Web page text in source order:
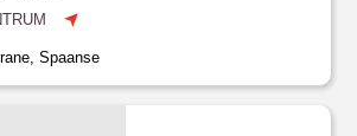
Spaanse